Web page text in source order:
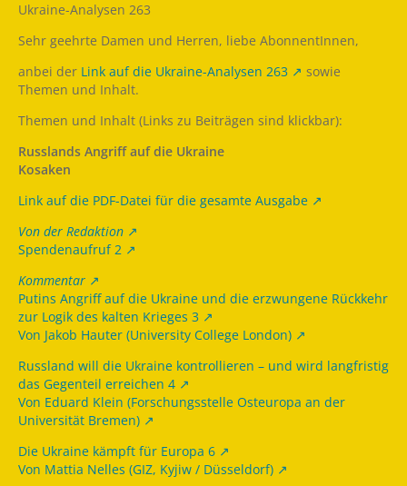
Ukraine-Analysen 263
Sehr geehrte Damen und Herren, liebe AbonnentInnen,
anbei der Link auf die Ukraine-Analysen 263
sowie
Themen und Inhalt.
Themen und Inhalt (Links zu Beiträgen sind klickbar):
Russlands Angriff auf die Ukraine
Kosaken
Link auf die PDF-Datei für die gesamte Ausgabe
Von der Redaktion
Spendenaufruf 2
Kommentar
Putins Angriff auf die Ukraine und die erzwungene Rückkehr
zur Logik des kalten Krieges 3
Von Jakob Hauter (University College London)
Russland will die Ukraine kontrollieren – und wird langfristig
das Gegenteil erreichen 4
Von Eduard Klein (Forschungsstelle Osteuropa an der
Universität Bremen)
Die Ukraine kämpft für Europa 6
Von Mattia Nelles (GIZ, Kyjiw / Düsseldorf)